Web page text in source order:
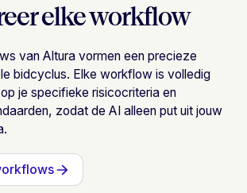
elke workflow
van Altura vormen een precieze
bidcyclus. Elke workflow is volledig
je specifieke risicocriteria en
zodat de AI alleen put uit jouw